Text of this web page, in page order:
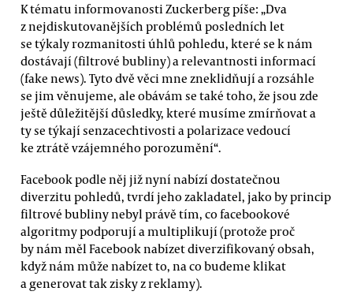
K tématu informovanosti Zuckerberg píše: „Dva
z nejdiskutovanějších problémů posledních let
se týkaly rozmanitosti úhlů pohledu, které se k nám
dostávají (filtrové bubliny) a relevantnosti informací
(fake news). Tyto dvě věci mne zneklidňují a rozsáhle
se jim věnujeme, ale obávám se také toho, že jsou zde
ještě důležitější důsledky, které musíme zmírňovat a
ty se týkají senzacechtivosti a polarizace vedoucí
ke ztrátě vzájemného porozumění“.
Facebook podle něj již nyní nabízí dostatečnou
diverzitu pohledů, tvrdí jeho zakladatel, jako by princip
filtrové bubliny nebyl právě tím, co facebookové
algoritmy podporují a multiplikují (protože proč
by nám měl Facebook nabízet diverzifikovaný obsah,
když nám může nabízet to, na co budeme klikat
a generovat tak zisky z reklamy).